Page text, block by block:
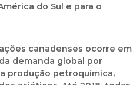
do Sul e para o
canadenses ocorre em
demanda global por
produção petroquímica,